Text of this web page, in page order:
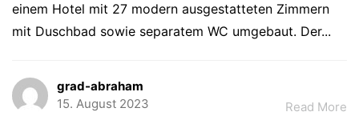
einem Hotel mit 27 modern ausgestatteten Zimmern
mit Duschbad sowie separatem WC umgebaut. Der...
grad-abraham
15. August 2023
Read More